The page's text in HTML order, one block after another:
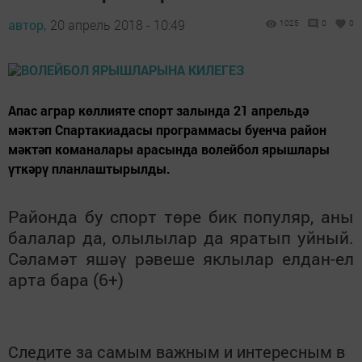
автор, 20 апрель 2018 - 10:49 1025 0 0
Апас аграр көллияте спорт залында 21 апрельдә
мәктәп Спартакиадасы программасы буенча район
мәктәп команалары арасында волейбол ярышлары
үткәрү планлаштырылды.
Районда бу спорт төре бик популяр, аны
балалар да, олылылар да яратып уйный.
Сәламәт яшәү рәвеше яклылар елдан-ел
арта бара (6+)
Следите за самым важным и интересным в